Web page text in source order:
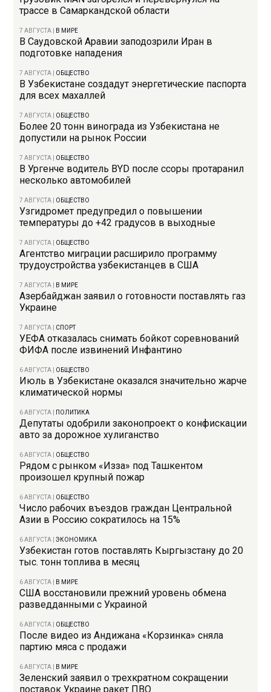
трассе в Самаркандской области
7 АВГУСТА В МИРЕ
В Саудовской Аравии заподозрили Иран в
подготовке нападения
7 АВГУСТА ОБЩЕСТВО
В Узбекистане создадут энергетические паспорта
для всех махаллей
7 АВГУСТА ОБЩЕСТВО
Более 20 тонн винограда из Узбекистана не
допустили на рынок России
7 АВГУСТА ОБЩЕСТВО
В Ургенче водитель BYD после ссоры протаранил
несколько автомобилей
7 АВГУСТА ОБЩЕСТВО
Узгидромет предупредил о повышении
температуры до +42 градусов в выходные
7 АВГУСТА ОБЩЕСТВО
Агентство миграции расширило программу
трудоустройства узбекистанцев в США
7 АВГУСТА В МИРЕ
Азербайджан заявил о готовности поставлять газ
Украине
7 АВГУСТА СПОРТ
УЕФА отказалась снимать бойкот соревнований
ФИФА после извинений Инфантино
6 АВГУСТА ОБЩЕСТВО
Июль в Узбекистане оказался значительно жарче
климатической нормы
6 АВГУСТА ПОЛИТИКА
Депутаты одобрили законопроект о конфискации
авто за дорожное хулиганство
6 АВГУСТА ОБЩЕСТВО
Рядом с рынком «Изза» под Ташкентом
произошел крупный пожар
6 АВГУСТА ОБЩЕСТВО
Число рабочих въездов граждан Центральной
Азии в Россию сократилось на 15%
6 АВГУСТА |ЭКОНОМИКА
Узбекистан готов поставлять Кыргызстану до 20
тыс. тонн топлива в месяц
6 АВГУСТА В МИРЕ
США восстановили прежний уровень обмена
разведданными с Украиной
6 АВГУСТА ОБЩЕСТВО
После видео из Андижана «Корзинка» сняла
партию мяса с продажи
6 АВГУСТА В МИРЕ
Зеленский заявил о трехкратном сокращении
поставок Украине ракет ПВО